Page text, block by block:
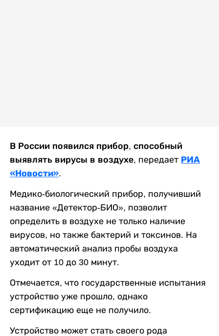
В России появился прибор, способный
выявлять вирусы в воздухе, передает РИА
«Новости».
Медико-биологический прибор, получивший
название «Детектор-БИО», позволит
определить в воздухе не только наличие
вирусов, но также бактерий и токсинов. На
автоматический анализ пробы воздуха
уходит от 10 до 30 минут.
Отмечается, что государственные испытания
устройство уже прошло, однако
сертификацию еще не получило.
Устройство может стать своего рода